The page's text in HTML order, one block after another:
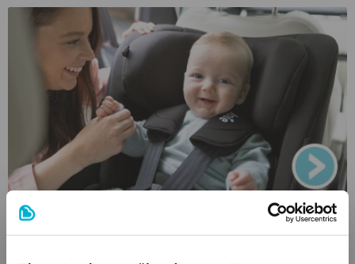
Najčastejšie chyby pri používaní detských autosedačiek –
ako sa im vyhnúť?